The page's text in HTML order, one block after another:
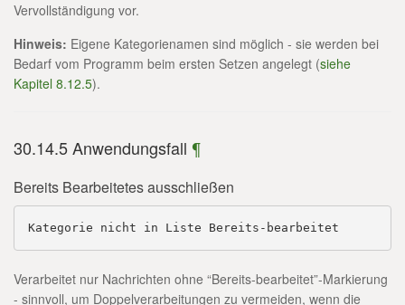
Vervollständigung vor.
Hinweis: Eigene Kategorienamen sind möglich - sie werden bei
Bedarf vom Programm beim ersten Setzen angelegt (siehe
Kapitel 8.12.5).
30.14.5 Anwendungsfall ¶
Bereits Bearbeitetes ausschließen
Kategorie nicht in Liste Bereits-bearbeitet
Verarbeitet nur Nachrichten ohne “Bereits-bearbeitet”-Markierung
- sinnvoll, um Doppelverarbeitungen zu vermeiden, wenn die